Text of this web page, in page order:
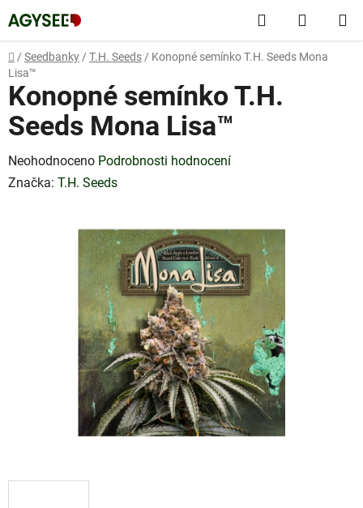
na
obsah
Hledat
KOŠÍK
Domů
/ Seedbanky / T.H. Seeds / Konopné semínko T.H. Seeds Mona
Lisa™
Konopné semínko T.H.
Seeds Mona Lisa™
Průměrné
hodnocení
Neohodnoceno Podrobnosti hodnocení
Značka: T.H. Seeds